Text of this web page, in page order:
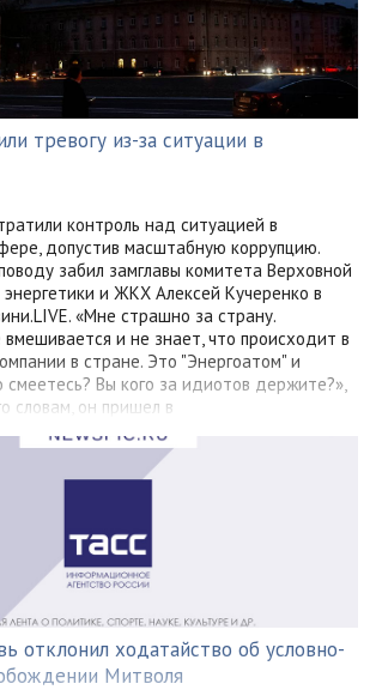
тревогу из-за ситуации в
контроль над ситуацией в
допустив масштабную коррупцию.
забил замглавы комитета Верховной
и ЖКХ Алексей Кучеренко в
«Мне страшно за страну.
вмешивается и не знает, что происходит в
в стране. Это "Энергоатом" и
смеетесь? Вы кого за идиотов держите?»,
словам, он пришел в
отклонил ходатайство об условно-
Митволя